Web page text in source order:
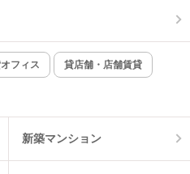
フィス 貸店舗・店舗賃貸
新築マンション